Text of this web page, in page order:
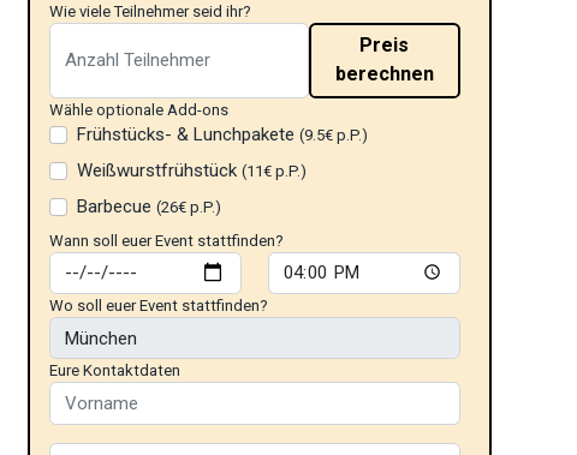
Wie viele Teilnehmer seid ihr?
Preis
berechnen
Wähle optionale Add-ons
Frühstücks- & Lunchpakete (9.5€ p.P.)
Weißwurstfrühstück (11€ p.P.)
Barbecue (26€ p.P.)
Wann soll euer Event stattfinden?
Wo soll euer Event stattfinden?
Eure Kontaktdaten